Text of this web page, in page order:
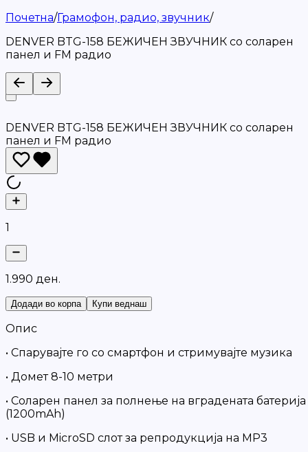
Почетна/Грамофон, радио, звучник/
DENVER BTG-158 БЕЖИЧЕН ЗВУЧНИК со соларен
панел и FM радио
DENVER BTG-158 БЕЖИЧЕН ЗВУЧНИК со соларен
панел и FM радио
1
1.990 ден.
Додади во корпа Купи веднаш
Опис
• Спарувајте го со смартфон и стримувајте музика
• Домет 8-10 метри
• Соларен панел за полнење на вградената батерија
(1200mAh)
• USB и MicroSD слот за репродукција на MP3